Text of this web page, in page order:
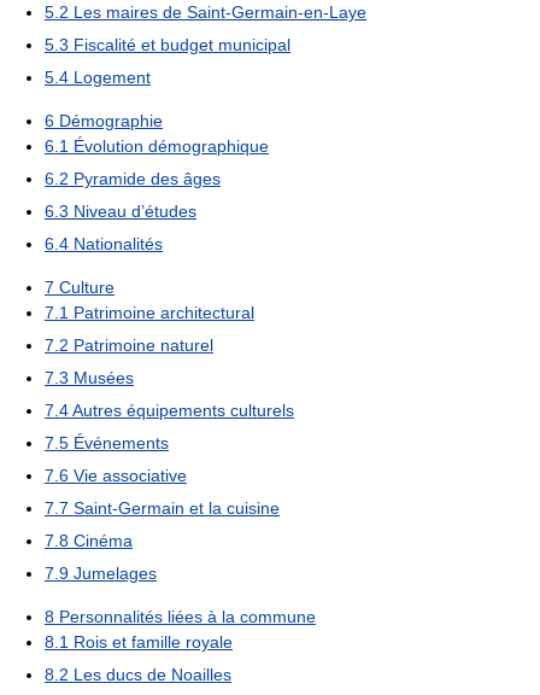
5.2 Les maires de Saint-Germain-en-Laye
5.3 Fiscalité et budget municipal
5.4 Logement
6 Démographie
6.1 Évolution démographique
6.2 Pyramide des âges
6.3 Niveau d’études
6.4 Nationalités
7 Culture
7.1 Patrimoine architectural
7.2 Patrimoine naturel
7.3 Musées
7.4Autres équipements culturels
7.5 Événements
7.6 Vie associative
7.7 Saint-Germain et la cuisine
7.8 Cinéma
7.9 Jumelages
8 Personnalités liées à la commune
8.1 Rois et famille royale
8.2 Les ducs de Noailles